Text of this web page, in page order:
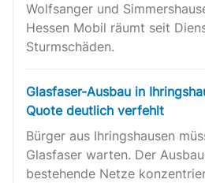
Wolfsanger und
Hessen Mobil räumt seit
Sturmschäden.
Glasfaser-Ausbau in
Quote deutlich verfehlt
Bürger aus Ihringshausen
Glasfaser warten. Der
bestehende Netze